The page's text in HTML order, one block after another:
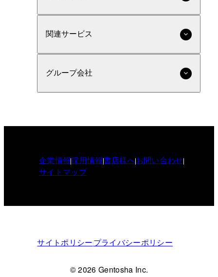
関連サービス
グループ会社
企業情報採用情報書店様へお問い合わせ
サイトマップ
サイトポリシープライバシーポリシー
© 2026 Gentosha Inc.